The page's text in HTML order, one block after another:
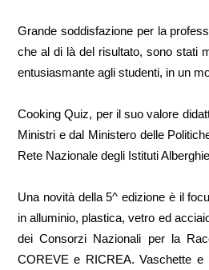
Grande soddisfazione per la
che al di là del risultato, sono stati
entusiasmante agli studenti, in un
Cooking Quiz, per il suo valore
Ministri e dal Ministero delle
Rete Nazionale degli Istituti
Una novità della 5^ edizione è il
in alluminio, plastica, vetro ed
dei Consorzi Nazionali per la
COREVE e RICREA. Vaschette